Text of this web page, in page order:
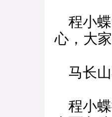
程小蝶
心，大
马长山
程小蝶